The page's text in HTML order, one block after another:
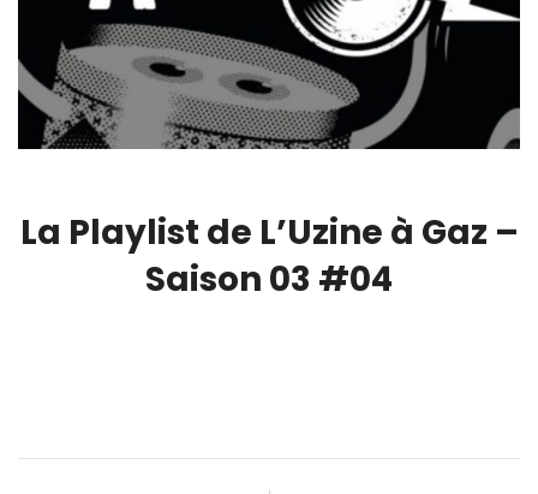
La Playlist de L’Uzine à Gaz –
Saison 03 #04